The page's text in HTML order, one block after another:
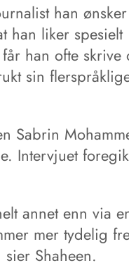
han
han liker spesielt
han ofte skrive
sin
Sabrin
Intervjuet
annet enn via
mer tydelig
Shaheen.